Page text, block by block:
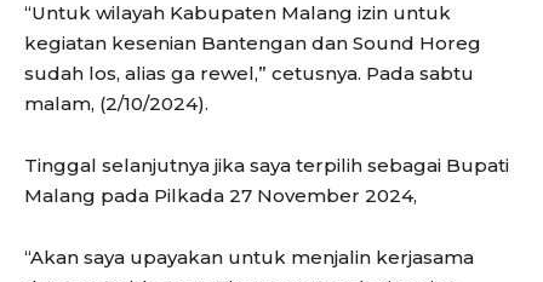
“Untuk wilayah Kabupaten Malang izin untuk
kegiatan kesenian Bantengan dan Sound Horeg
sudah los, alias ga rewel,” cetusnya. Pada sabtu
malam, (2/10/2024).
Tinggal selanjutnya jika saya terpilih sebagai Bupati
Malang pada Pilkada 27 November 2024,
“Akan saya upayakan untuk menjalin kerjasama